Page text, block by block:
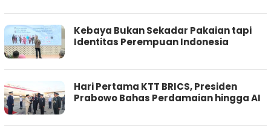
Kebaya Bukan Sekadar Pakaian tapi
Identitas Perempuan Indonesia
Hari Pertama KTT BRICS, Presiden
Prabowo Bahas Perdamaian hingga AI